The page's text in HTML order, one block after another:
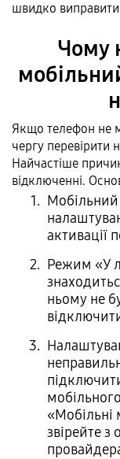
швидко
Чому
Якщо телефон не
чергу перевірити
Найчастіше
відключенні.
активації
Режим «У
ньому не
«Мобільні
звірейте